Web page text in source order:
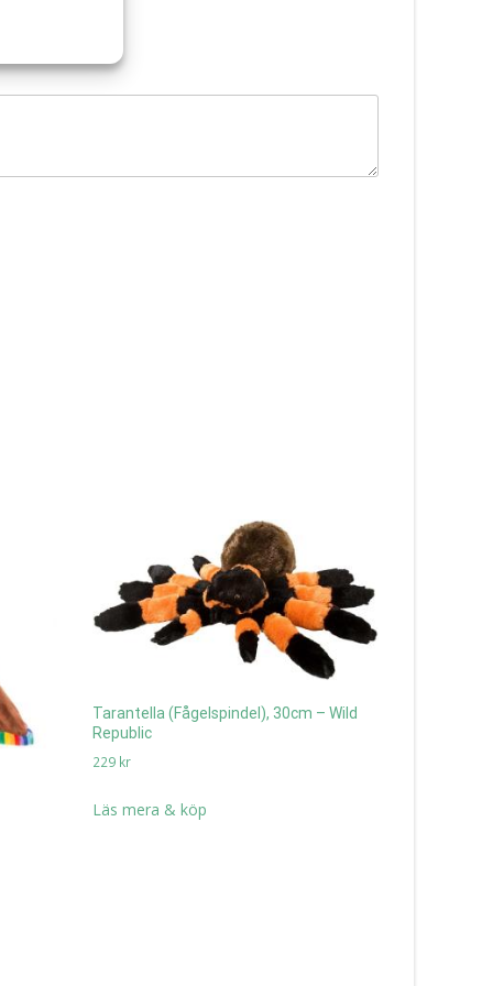
Tarantella (Fågelspindel), 30cm – Wild
Republic
229 kr
Läs mera & köp